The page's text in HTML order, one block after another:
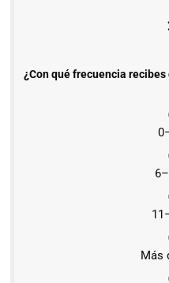
¿Con qué frecuencia
Más